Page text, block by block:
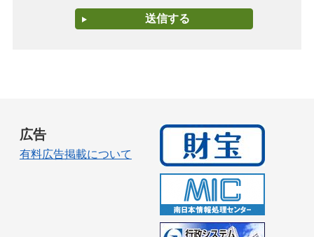
広告
有料広告掲載について